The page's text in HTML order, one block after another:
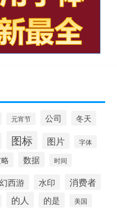
元宵节 公司 冬天
图标 图片 字体
数据 时间
西游 水印 消费者
的人 的是 美国